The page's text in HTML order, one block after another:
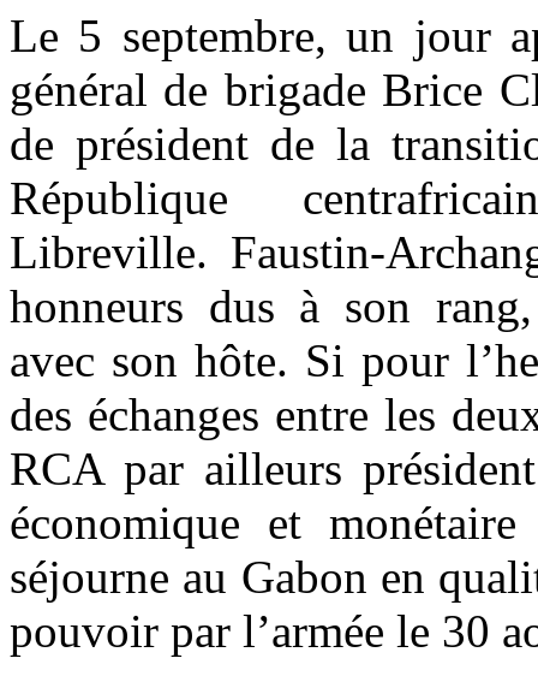
Le 5 septembre, un jour
général de brigade Brice
de président de la
République
Libreville. Faustin-
honneurs dus à son
avec son hôte. Si pour
des échanges entre les
RCA par ailleurs
économique et
séjourne au Gabon en
pouvoir par l’armée le 30